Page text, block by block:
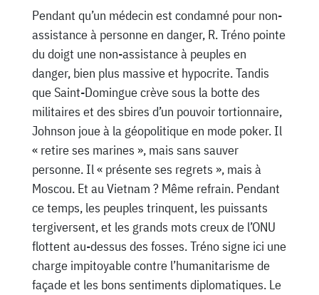
Pendant qu’un médecin est condamné pour non-
assistance à personne en danger, R. Tréno pointe
du doigt une non-assistance à peuples en
danger, bien plus massive et hypocrite. Tandis
que Saint-Domingue crève sous la botte des
militaires et des sbires d’un pouvoir tortionnaire,
Johnson joue à la géopolitique en mode poker. Il
« retire ses marines », mais sans sauver
personne. Il « présente ses regrets », mais à
Moscou. Et au Vietnam ? Même refrain. Pendant
ce temps, les peuples trinquent, les puissants
tergiversent, et les grands mots creux de l’ONU
flottent au-dessus des fosses. Tréno signe ici une
charge impitoyable contre l’humanitarisme de
façade et les bons sentiments diplomatiques. Le